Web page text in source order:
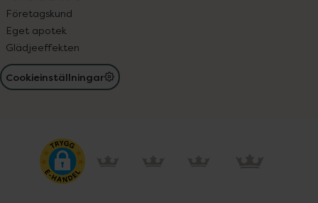
Företagskund
Eget apotek
Glädjeeffekten
Cookieinställningar